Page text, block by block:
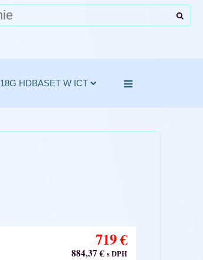
18G HDBASET W ICT
719 €
884,37 € s DPH